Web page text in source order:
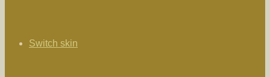
Switch skin